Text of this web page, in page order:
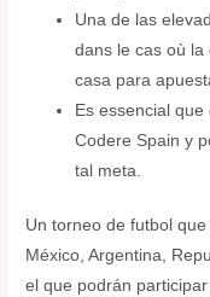
Una de las
dans le cas où la
casa para
Es essencial
Codere Spain y
tal meta.
Un torneo de futbol
México, Argentina,
el que podrán